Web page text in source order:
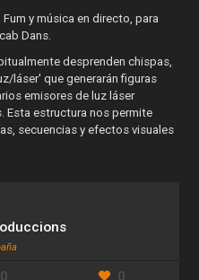
y música en directo, para
Dans.
desprenden chispas,
láser' que generarán figuras
emisores de luz láser
Esta estructura nos permite
secuencias y efectos visuales
0